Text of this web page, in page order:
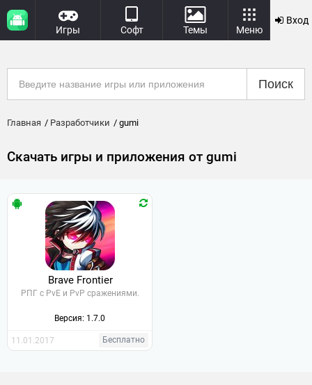
Игры Софт Темы Меню
Вход
Поиск
Главная Разработчики gumi
Скачать игры и приложения от gumi
Brave Frontier
РПГ с PvE и PvP сражениями.
Версия: 1.7.0
11.01.2017 Бесплатно